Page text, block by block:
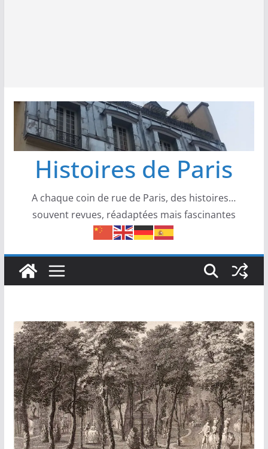
Histoires de Paris
A chaque coin de rue de Paris, des histoires…
souvent revues, réadaptées mais fascinantes